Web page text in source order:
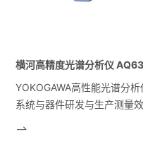
横河高精度光谱分析仪
YOKOGAWA高性能光谱分
系统与器件研发与生产测量